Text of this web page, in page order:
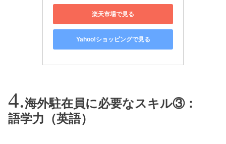
楽天市場で見る
Yahoo!ショッピングで見る
海外駐在員に必要なスキル③：
語学力（英語）